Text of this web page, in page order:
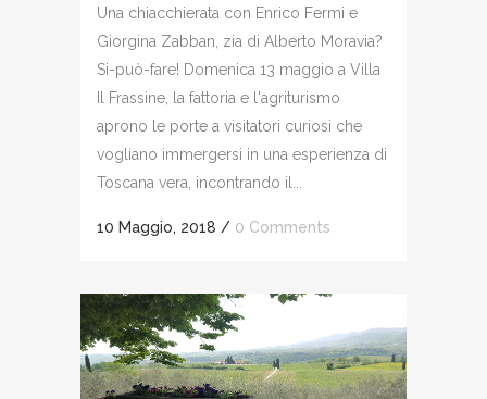
Una chiacchierata con Enrico Fermi e
Giorgina Zabban, zia di Alberto Moravia?
Si-può-fare! Domenica 13 maggio a Villa
Il Frassine, la fattoria e l'agriturismo
aprono le porte a visitatori curiosi che
vogliano immergersi in una esperienza di
Toscana vera, incontrando il...
10 Maggio, 2018 / 0 Comments